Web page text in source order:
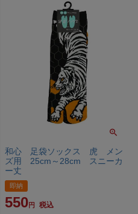
和心 足袋ソックス 虎 メン
ズ用 25cm～28cm スニーカ
ー丈
即納
550 税込